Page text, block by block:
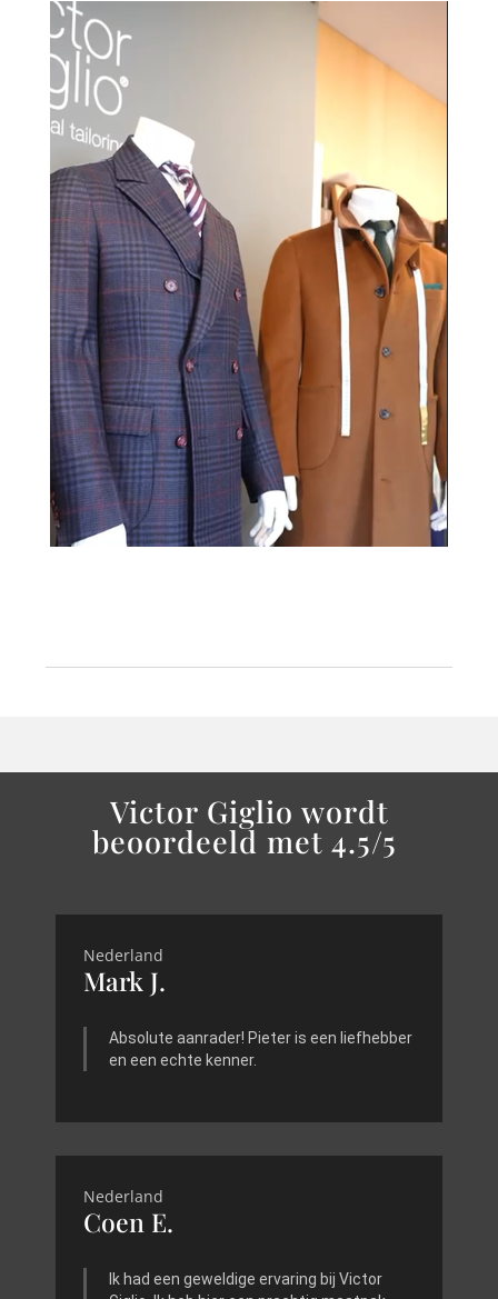
Videospeler
Victor Giglio wordt
beoordeeld met 4.5/5
Nederland
Mark J.
Absolute aanrader! Pieter is een liefhebber
en een echte kenner.
Nederland
Coen E.
Ik had een geweldige ervaring bij Victor